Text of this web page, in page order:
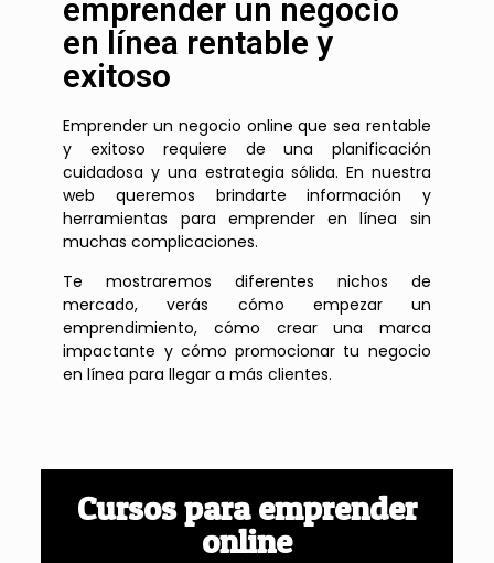
emprender un negocio
en línea rentable y
exitoso
Emprender un negocio online que sea rentable
y exitoso requiere de una planificación
cuidadosa y una estrategia sólida. En nuestra
web queremos brindarte información y
herramientas para emprender en línea sin
muchas complicaciones.
Te mostraremos diferentes nichos de
mercado, verás cómo empezar un
emprendimiento, cómo crear una marca
impactante y cómo promocionar tu negocio
en línea para llegar a más clientes.
Cursos para emprender
online